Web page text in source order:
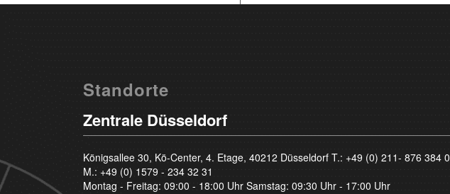
Standorte
Zentrale Düsseldorf
Königsallee 30, Kö-Center, 4. Etage, 40212 Düsseldorf T.: +49 (0) 211- 876 384 0
M.: +49 (0) 1579 - 234 32 31
Montag - Freitag: 09:00 - 18:00 Uhr Samstag: 09:30 Uhr - 17:00 Uhr